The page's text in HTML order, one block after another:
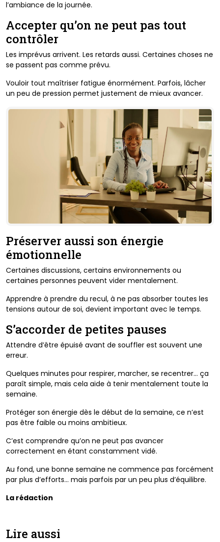
l’ambiance de la journée.
Accepter qu’on ne peut pas tout
contrôler
Les imprévus arrivent. Les retards aussi. Certaines choses ne
se passent pas comme prévu.
Vouloir tout maîtriser fatigue énormément. Parfois, lâcher
un peu de pression permet justement de mieux avancer.
Préserver aussi son énergie
émotionnelle
Certaines discussions, certains environnements ou
certaines personnes peuvent vider mentalement.
Apprendre à prendre du recul, à ne pas absorber toutes les
tensions autour de soi, devient important avec le temps.
S’accorder de petites pauses
Attendre d’être épuisé avant de souffler est souvent une
erreur.
Quelques minutes pour respirer, marcher, se recentrer… ça
paraît simple, mais cela aide à tenir mentalement toute la
semaine.
Protéger son énergie dès le début de la semaine, ce n’est
pas être faible ou moins ambitieux.
C’est comprendre qu’on ne peut pas avancer
correctement en étant constamment vidé.
Au fond, une bonne semaine ne commence pas forcément
par plus d’efforts… mais parfois par un peu plus d’équilibre.
La rédaction
Lire aussi